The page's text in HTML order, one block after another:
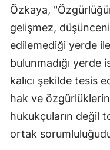
Özkaya,
gelişmez,
edilemediği yerde
bulunmadığı yerde
kalıcı şekilde tesis
hak ve
hukukçuların değil
ortak